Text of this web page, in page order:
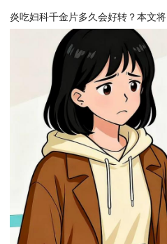
炎吃妇科千金片多久会好转？本文